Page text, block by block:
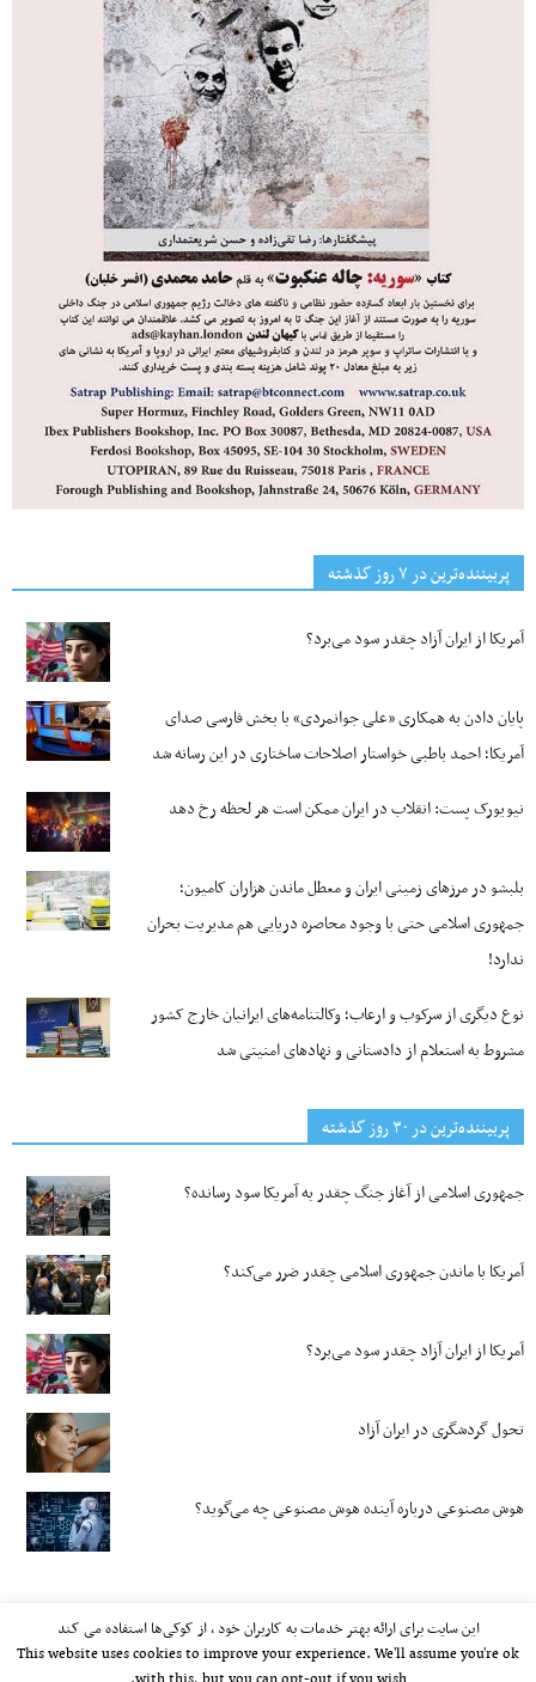
پربیننده‌ترین‌ در ۷ روز گذشته
آمریکا از ایران آزاد چقدر سود می‌برد؟
پایان دادن به همکاری «علی جوانمردی» با بخش فارسی صدای
آمریکا؛ احمد باطبی خواستار اصلاحات ساختاری در این رسانه شد
نیویورک پست: انقلاب در ایران ممکن است هر لحظه رخ دهد
بلبشو در مرزهای زمینی ایران و معطل ماندن هزاران کامیون؛
جمهوری اسلامی حتی با وجود محاصره دریایی هم مدیریت بحران
ندارد!
نوع دیگری از سرکوب و ارعاب؛ وکالتنامه‌های ایرانیان خارج کشور
مشروط به استعلام از دادستانی و نهادهای امنیتی شد
پربیننده‌ترین‌ در ۳۰ روز گذشته
جمهوری اسلامی از آغاز جنگ چقدر به آمریکا سود رسانده؟
آمریکا با ماندن جمهوری اسلامی چقدر ضرر می‌کند؟
آمریکا از ایران آزاد چقدر سود می‌برد؟
تحول گردشگری در ایران آزاد
هوش مصنوعی درباره آینده هوش مصنوعی چه می‌گوید؟
این سایت برای ارائه بهتر خدمات به کاربران خود ، از کوکی‌ها استفاده می کند
This website uses cookies to improve your experience. We'll assume you're ok